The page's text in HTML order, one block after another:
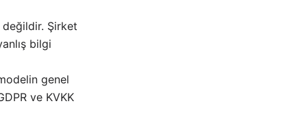
Şirket
bilgi
genel
ve KVKK